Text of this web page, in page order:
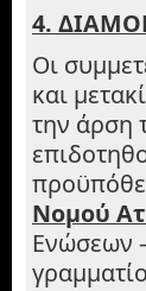
4.
Οι
και
την άρση
Νομού
Ενώσεων